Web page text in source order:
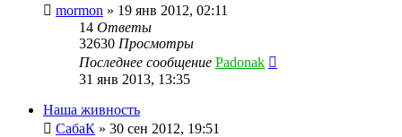
mormon » 19 янв 2012, 02:11
14 Ответы
32630 Просмотры
Последнее сообщение Padonak
31 янв 2013, 13:35
Наша живность
СабаК » 30 сен 2012, 19:51